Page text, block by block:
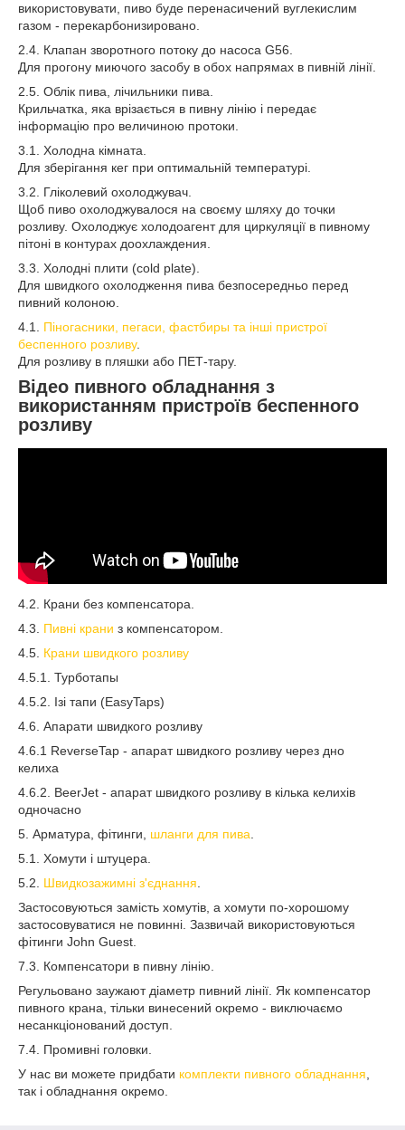
використовувати, пиво буде перенасичений вуглекислим
газом - перекарбонизировано.
2.4. Клапан зворотного потоку до насоса G56.
Для прогону миючого засобу в обох напрямах в пивній лінії.
2.5. Облік пива, лічильники пива.
Крильчатка, яка врізається в пивну лінію і передає
інформацію про величиною протоки.
3.1. Холодна кімната.
Для зберігання кег при оптимальній температурі.
3.2. Гліколевий охолоджувач.
Щоб пиво охолоджувалося на своєму шляху до точки
розливу. Охолоджує холодоагент для циркуляції в пивному
пітоні в контурах доохлаждения.
3.3. Холодні плити (cold plate).
Для швидкого охолодження пива безпосередньо перед
пивний колоною.
4.1. Піногасники, пегаси, фастбиры та інші пристрої
беспенного розливу.
Для розливу в пляшки або ПЕТ-тару.
Відео пивного обладнання з
використанням пристроїв беспенного
розливу
4.2. Крани без компенсатора.
4.3. Пивні крани з компенсатором.
4.5. Крани швидкого розливу
4.5.1. Турботапы
4.5.2. Ізі тапи (EasyTaps)
4.6. Апарати швидкого розливу
4.6.1 ReverseTap - апарат швидкого розливу через дно
келиха
4.6.2. BeerJet - апарат швидкого розливу в кілька келихів
одночасно
5. Арматура, фітинги, шланги для пива.
5.1. Хомути і штуцера.
5.2. Швидкозажимні з'єднання.
Застосовуються замість хомутів, а хомути по-хорошому
застосовуватися не повинні. Зазвичай використовуються
фітинги John Guest.
7.3. Компенсатори в пивну лінію.
Регульовано заужают діаметр пивний лінії. Як компенсатор
пивного крана, тільки винесений окремо - виключаємо
несанкціонований доступ.
7.4. Промивні головки.
У нас ви можете придбати комплекти пивного обладнання,
так і обладнання окремо.